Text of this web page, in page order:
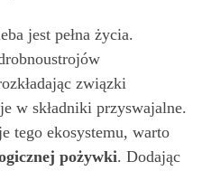
jest pełna życia.
związki
w składniki przyswajalne.
tego ekosystemu, warto
pożywki. Dodając